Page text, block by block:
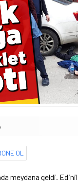
OL
meydana geldi.